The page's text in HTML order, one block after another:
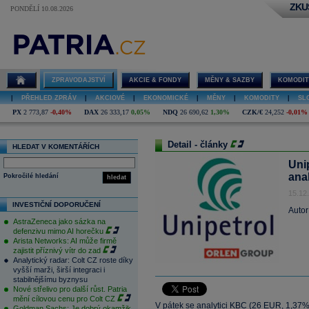
PONDĚLÍ 10.08.2026
ZPRAVODAJSTVÍ AKCIE & FONDY MĚNY & SAZBY
PŘEHLED ZPRÁV AKCIOVÉ EKONOMICKÉ MĚNY KOMODITY
PX 2 773,87 -0,40% DAX 26 333,17 0,05% NDQ 26 690,62 1,30% CZK/€ 24,252 -0,01%
HLEDAT V KOMENTÁŘÍCH
hledat
Pokročilé hledání
INVESTIČNÍ DOPORUČENÍ
AstraZeneca jako sázka na
defenzivu mimo AI horečku
Arista Networks: AI může firmě
zajistit příznivý vítr do zad
Analytický radar: Colt CZ roste díky
vyšší marži, širší integraci i
stabilnějšímu byznysu
Nové střelivo pro další růst. Patria
mění cílovou cenu pro Colt CZ
Detail - články
V pátek se analytici KBC (26 EUR,